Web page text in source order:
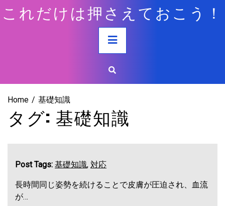
toこれだけは押さえておこう！
Primary
Menu
Home 基礎知識
タグ: 基礎知識
Post Tags: 基礎知識, 対応
長時間同じ姿勢を続けることで皮膚が圧迫され、血流
が…